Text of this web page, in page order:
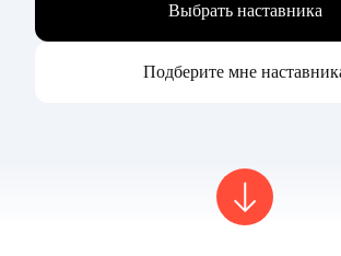
Выбрать наставника
Подберите мне